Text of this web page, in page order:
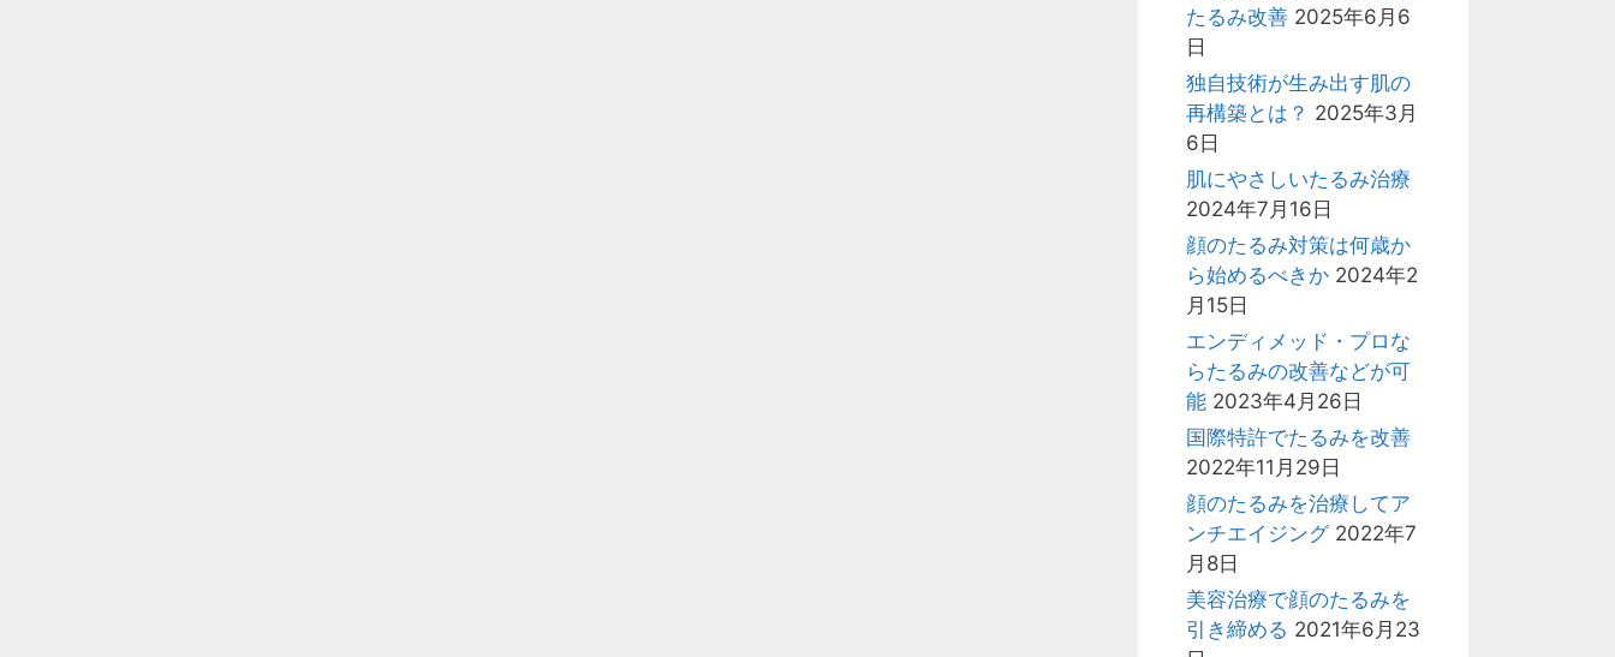
たるみ改善 2025年6月6
日
独自技術が生み出す肌の
再構築とは？ 2025年3月
6日
肌にやさしいたるみ治療
2024年7月16日
顔のたるみ対策は何歳か
ら始めるべきか 2024年2
月15日
エンディメッド・プロな
らたるみの改善などが可
能 2023年4月26日
国際特許でたるみを改善
2022年11月29日
顔のたるみを治療してア
ンチエイジング 2022年7
月8日
美容治療で顔のたるみを
引き締める 2021年6月23